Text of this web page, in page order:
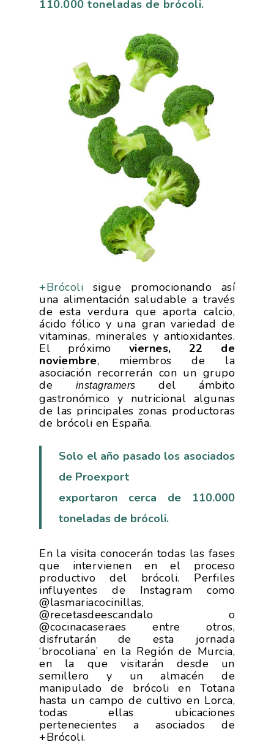
110.000 toneladas de brócoli.
+Brócoli sigue promocionando así
una alimentación saludable a través
de esta verdura que aporta calcio,
ácido fólico y una gran variedad de
vitaminas, minerales y antioxidantes.
El próximo viernes, 22 de
noviembre, miembros de la
asociación recorrerán con un grupo
de
instagramers
del ámbito
gastronómico y nutricional algunas
de las principales zonas productoras
de brócoli en España.
Solo el año pasado los asociados
de Proexport
exportaron cerca de 110.000
toneladas de brócoli.
En la visita conocerán todas las fases
que intervienen en el proceso
productivo del brócoli. Perfiles
influyentes de Instagram como
@lasmariacocinillas,
@recetasdeescandalo o
@cocinacaseraes entre otros,
disfrutarán de esta jornada
‘brocoliana’ en la Región de Murcia,
en la que visitarán desde un
semillero y un almacén de
manipulado de brócoli en Totana
hasta un campo de cultivo en Lorca,
todas ellas ubicaciones
pertenecientes a asociados de
+Brócoli.